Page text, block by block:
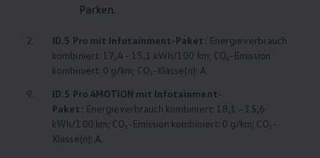
Parken.
2. ID.5 Pro mit Infotainment-Paket: Energieverbrauch
kombiniert: 17,4 - 15,1 kWh/100 km; CO₂-Emission
kombiniert: 0 g/km; CO₂-Klasse(n): A.
9.
ID.5 Pro 4MOTION mit Infotainment-
Paket: Energieverbrauch kombiniert: 18,1 - 15,6
kWh/100 km; CO₂-Emission kombiniert: 0 g/km; CO₂-
Klasse(n): A.